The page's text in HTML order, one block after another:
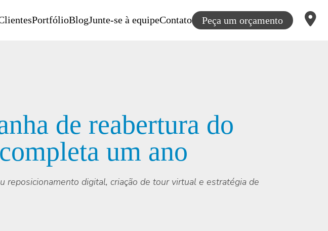
PortfólioBlogJunte-se à equipeContato Peça um orçamento
de reabertura do
um ano
digital, criação de tour virtual e estratégia de